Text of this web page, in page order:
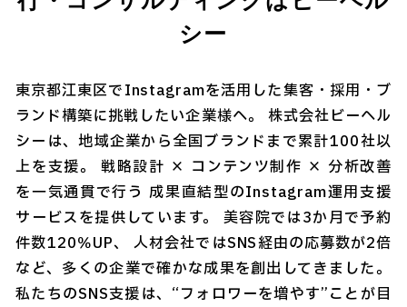
シー
東京都江東区でInstagramを活用した集客・採用・ブ
ランド構築に挑戦したい企業様へ。 株式会社ビーヘル
シーは、地域企業から全国ブランドまで累計100社以
上を支援。 戦略設計 × コンテンツ制作 × 分析改善
を一気通貫で行う 成果直結型のInstagram運用支援
サービスを提供しています。 美容院では3か月で予約
件数120％UP、 人材会社ではSNS経由の応募数が2倍
など、多くの企業で確かな成果を創出してきました。
私たちのSNS支援は、“フォロワーを増やす”ことが目